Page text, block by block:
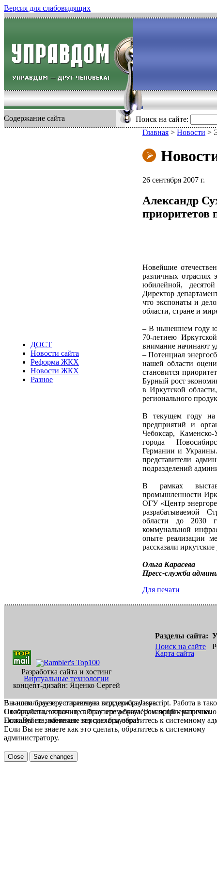
Версия для слабовидящих
Содержание сайта Поиск на сайте:
ДОСТ
Новости сайта
Реформа ЖКХ
Новости ЖКХ
Разное
Главная > Новости >
26 сентября 2007 г.
Александр
приоритетов
Новейшие
различных отраслях
юбилейной, десятой
Директор
что экспонаты и
области, стране и
– В нынешнем году
70-летиею
внимание начинают
– Потенциал
нашей области
становится
Бурный рост
в Иркутской
регионального
В текущем году на
предприятий и
Чебоксар,
города –
Германии и
представители
подразделений
В рамках
промышленности
ОГУ «Центр
разрабатываемой
области до 2030
коммунальной
опыте реализации
рассказали
Ольга Карасева
Пресс-служба
Для печати
Разработка сайта и хостинг
Виртуальные технологии
концепт-дизайн: Яценко Сергей
Разделы сайта:
Поиск на сайте
Карта сайта
В вашем браузере отключена поддержка Jasvscript. Работа в
Пожалуйста, включите в браузере режим "Javascript -
Если Вы не знаете как это сделать, обратитесь к системному
Вы используете устаревшую версию браузера.
Отображение страниц сайта с этим браузером проблематична.
Пожалуйста, обновите версию браузера!
Если Вы не знаете как это сделать, обратитесь к системному
администратору.
Close Save changes